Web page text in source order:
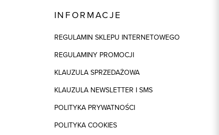
INFORMACJE
REGULAMIN SKLEPU INTERNETOWEGO
REGULAMINY PROMOCJI
KLAUZULA SPRZEDAŻOWA
KLAUZULA NEWSLETTER I SMS
POLITYKA PRYWATNOŚCI
POLITYKA COOKIES